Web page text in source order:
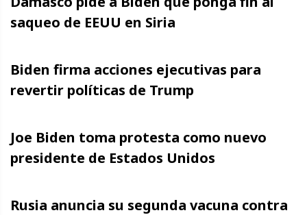
saqueo de EEUU en Siria
Biden firma acciones ejecutivas para
revertir políticas de Trump
Joe Biden toma protesta como nuevo
presidente de Estados Unidos
Rusia anuncia su segunda vacuna contra